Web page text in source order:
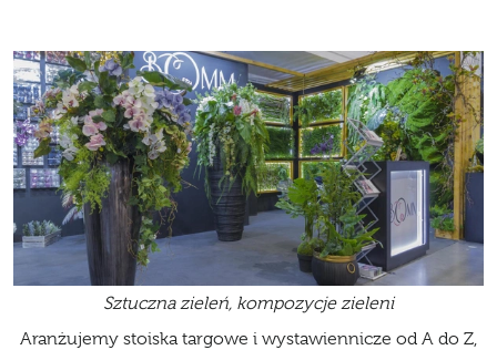
Sztuczna zieleń, kompozycje zieleni
Aranżujemy stoiska targowe i wystawiennicze od A do Z,